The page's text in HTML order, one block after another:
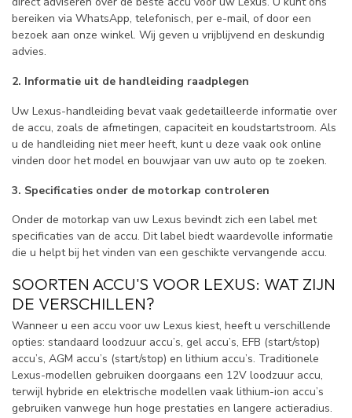
bereiken via WhatsApp, telefonisch, per e-mail, of door een
bezoek aan onze winkel. Wij geven u vrijblijvend en deskundig
advies.
2. Informatie uit de handleiding raadplegen
Uw Lexus-handleiding bevat vaak gedetailleerde informatie over
de accu, zoals de afmetingen, capaciteit en koudstartstroom. Als
u de handleiding niet meer heeft, kunt u deze vaak ook online
vinden door het model en bouwjaar van uw auto op te zoeken.
3. Specificaties onder de motorkap controleren
Onder de motorkap van uw Lexus bevindt zich een label met
specificaties van de accu. Dit label biedt waardevolle informatie
die u helpt bij het vinden van een geschikte vervangende accu.
SOORTEN ACCU'S VOOR LEXUS: WAT ZIJN
DE VERSCHILLEN?
Wanneer u een accu voor uw Lexus kiest, heeft u verschillende
opties: standaard loodzuur accu’s, gel accu’s, EFB (start/stop)
accu’s, AGM accu’s (start/stop) en lithium accu’s. Traditionele
Lexus-modellen gebruiken doorgaans een 12V loodzuur accu,
terwijl hybride en elektrische modellen vaak lithium-ion accu’s
gebruiken vanwege hun hoge prestaties en langere actieradius.